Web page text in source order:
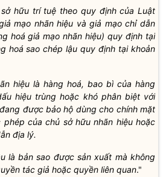
hữu trí tuệ theo quy định của Luật
mạo nhãn hiệu và giả mạo chỉ dẫn
hoá giả mạo nhãn hiệu) quy định tại
hoá sao chép lậu quy định tại khoản
hiệu là hàng hoá, bao bì của hàng
hiệu trùng hoặc khó phân biệt với
được bảo hộ dùng cho chính mặt
của chủ sở hữu nhãn hiệu hoặc
địa lý.
là bản sao được sản xuất mà không
tác giả hoặc quyền liên quan."